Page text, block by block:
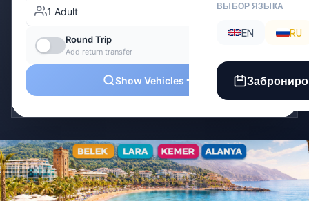
ВЫБОР ЯЗЫКА
EN RU